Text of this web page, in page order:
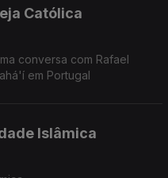
Católica
conversa com Rafael
em Portugal
Islâmica